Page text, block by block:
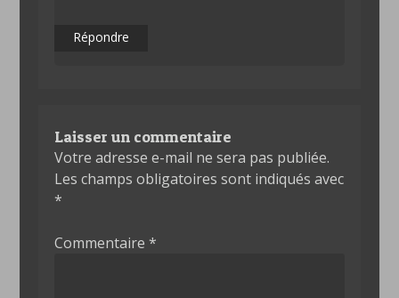
Répondre
Laisser un commentaire
Votre adresse e-mail ne sera pas publiée.
Les champs obligatoires sont indiqués avec
*
Commentaire *